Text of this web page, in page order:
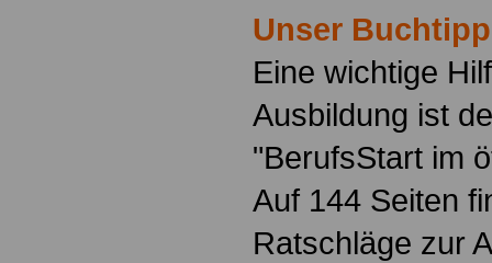
Unser Buchtipp
Eine wichtige
Ausbildung ist
"BerufsStart im
Auf 144 Seiten
Ratschläge zur